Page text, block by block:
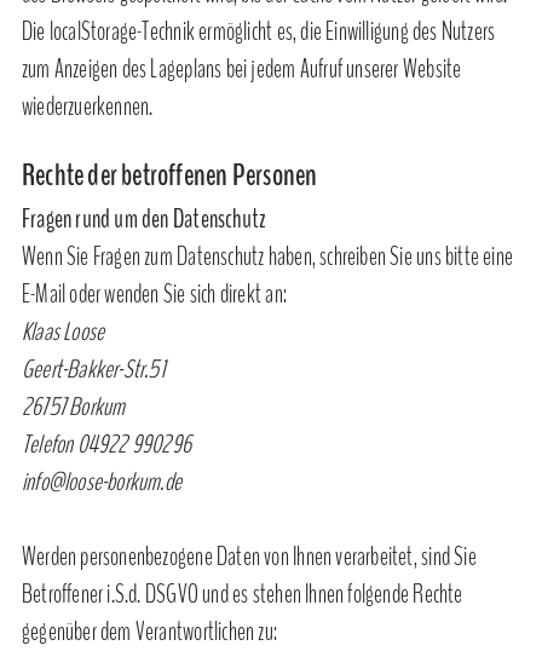
Die localStorage-Technik ermöglicht es, die Einwilligung des Nutzers
zum Anzeigen des Lageplans bei jedem Aufruf unserer Website
wiederzuerkennen.
Rechte der betroffenen Personen
Fragen rund um den Datenschutz
Wenn Sie Fragen zum Datenschutz haben, schreiben Sie uns bitte eine
E-Mail oder wenden Sie sich direkt an:
Klaas Loose
Geert-Bakker-Str.51
26757 Borkum
Telefon 04922 990296
info@loose-borkum.de
Werden personenbezogene Daten von Ihnen verarbeitet, sind Sie
Betroffener i.S.d. DSGVO und es stehen Ihnen folgende Rechte
gegenüber dem Verantwortlichen zu: